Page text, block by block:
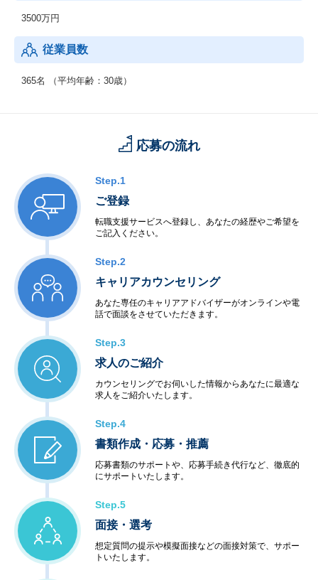
ある他国でも展開し、課題解決の好循環サイクルを回していくこ
とを目的としています。
3500万円
従業員数
365名 （平均年齢：30歳）
応募の流れ
Step.1
ご登録
転職支援サービスへ登録し、あなたの経歴やご希望を
ご記入ください。
Step.2
キャリアカウンセリング
あなた専任のキャリアアドバイザーがオンラインや電
話で面談をさせていただきます。
Step.3
求人のご紹介
カウンセリングでお伺いした情報からあなたに最適な
求人をご紹介いたします。
Step.4
書類作成・応募・推薦
応募書類のサポートや、応募手続き代行など、徹底的
にサポートいたします。
Step.5
面接・選考
想定質問の提示や模擬面接などの面接対策で、サポー
トいたします。